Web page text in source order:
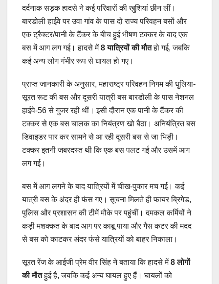
दर्दनाक सड़क हादसे ने कई परिवारों की खुशियां छीन लीं।
बारडोली हाईवे पर उवा गांव के पास दो राज्य परिवहन बसों और
एक ट्रैक्टर/पानी के टैंकर के बीच हुई भीषण टक्कर के बाद एक
बस में आग लग गई। हादसे में8 यात्रियों की मौतहो गई, जबकि
कई अन्य लोग गंभीर रूप से घायल हो गए।
प्राप्त जानकारी के अनुसार, महाराष्ट्र परिवहन निगम की धुलिया-
सूरत रूट की बस और दूसरी यात्री बस बारडोली के पास नेशनल
हाईवे-56 से गुजर रही थीं। इसी दौरान एक पानी के टैंकर की
टक्कर से एक बस चालक का नियंत्रण खो बैठा। अनियंत्रित बस
डिवाइडर पार कर सामने से आ रही दूसरी बस से जा भिड़ी।
टक्कर इतनी जबरदस्त थी कि एक बस पलट गई और उसमें आग
लग गई।
बस में आग लगने के बाद यात्रियों में चीख-पुकार मच गई। कई
यात्री बस के अंदर ही फंस गए। सूचना मिलते ही फायर ब्रिगेड,
पुलिस और प्रशासन की टीमें मौके पर पहुंचीं। दमकल कर्मियों ने
कड़ी मशक्कत के बाद आग पर काबू पाया और गैस कटर की मदद
से बस को काटकर अंदर फंसे यात्रियों को बाहर निकाला।
सूरत रेंज के आईजी प्रेम वीर सिंह ने बताया कि हादसे में8 लोगों
की मौतहुई है, जबकि कई अन्य घायल हुए हैं। घायलों को